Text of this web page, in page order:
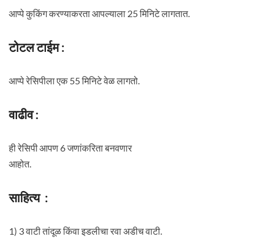
आप्पे कुकिंग करण्याकरता आपल्याला 25 मिनिटे लागतात.
टोटल टाईम :
आप्पे रेसिपीला एक 55 मिनिटे वेळ लागतो.
वाढीव :
ही रेसिपी आपण 6 जणांकरिता बनवणार
आहोत.
साहित्य :
1) 3 वाटी तांदूळ किंवा इडलीचा रवा अडीच वाटी.